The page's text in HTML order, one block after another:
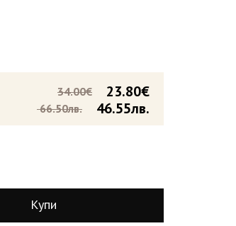
23.80€
34.00€
46.55лв.
66.50лв.
Купи